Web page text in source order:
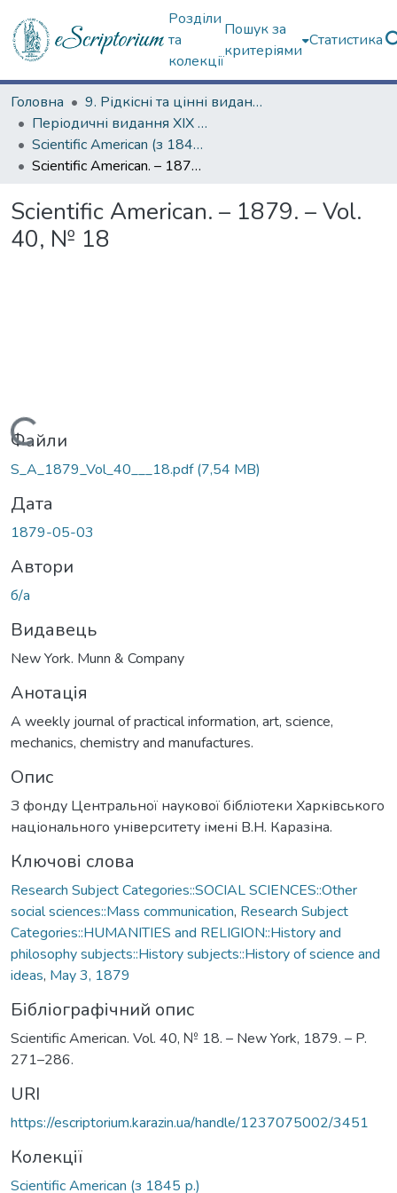
Розділи
та
колекції
Пошук за
критеріями
Статистика
Головна
9. Рідкісні та цінні видання
Періодичні видання ХІХ ст.
Scientific American (з 1845 р.)
Scientific American. – 1879. – Vol. 40, № 18
Scientific American. – 1879. – Vol.
40, № 18
Вантажиться...
Файли
S_A_1879_Vol_40___18.pdf(7,54 MB)
Дата
1879-05-03
Автори
б/а
Видавець
New York. Munn & Company
Анотація
A weekly journal of practical information, art, science,
mechanics, chemistry and manufactures.
Опис
З фонду Центральної наукової бібліотеки Харківського
національного університету імені В.Н. Каразіна.
Ключові слова
Research Subject Categories::SOCIAL SCIENCES::Other
social sciences::Mass communication, Research Subject
Categories::HUMANITIES and RELIGION::History and
philosophy subjects::History subjects::History of science and
ideas, May 3, 1879
Бібліографічний опис
Scientific American. Vol. 40, № 18. – New York, 1879. – P.
271–286.
URI
https://escriptorium.karazin.ua/handle/1237075002/3451
Колекції
Scientific American (з 1845 р.)